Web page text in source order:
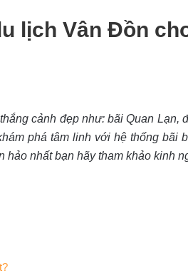
lịch Vân Đồn
cảnh đẹp như: bãi Quan Lạn,
phá tâm linh với hệ thống bãi
nhất bạn hãy tham khảo kinh